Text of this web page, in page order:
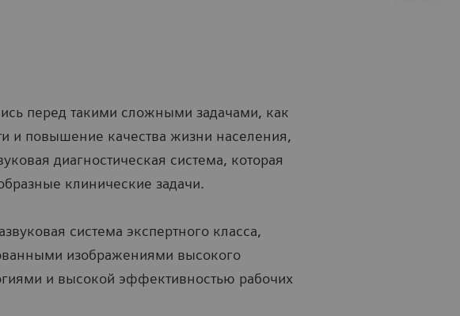
перед такими сложными задачами, как
и повышение качества жизни населения,
диагностическая система, которая
клинические задачи.
система экспертного класса,
изображениями высокого
и высокой эффективностью рабочих